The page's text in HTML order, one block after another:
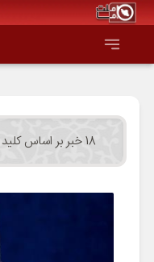
18 خبر بر اساس کلید واژه